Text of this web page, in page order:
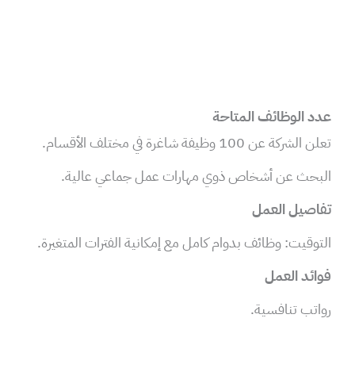
عدد الوظائف المتاحة
تعلن الشركة عن 100 وظيفة شاغرة في مختلف الأقسام.
البحث عن أشخاص ذوي مهارات عمل جماعي عالية.
تفاصيل العمل
التوقيت: وظائف بدوام كامل مع إمكانية الفترات المتغيرة.
فوائد العمل
رواتب تنافسية.